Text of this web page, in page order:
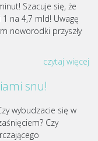
Szacuje się, że
na 4,7 mld! Uwagę
noworodki przyszły
czytaj więcej
snu!
wybudzacie się w
Czy